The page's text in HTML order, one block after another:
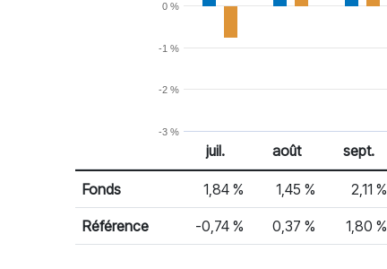
-3 %
-2 %
-1 %
0 %
Rendement mensuel
% Rendement
juil. août sept.
Fonds 1,84 % 1,45 % 2,11 %
Référence -0,74 % 0,37 % 1,80 %